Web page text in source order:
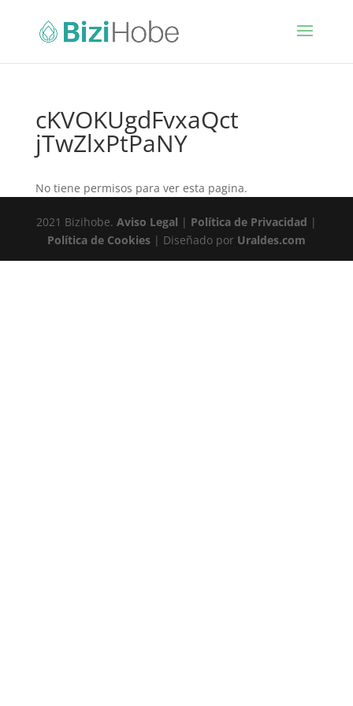
cKVOKUgdFvxaQct
jTwZlxPtPaNY
No tiene permisos para ver esta pagina.
2021 Bizihobe. Aviso Legal | Política de Privacidad |
Política de Cookies| Diseñado por Uraldes.com